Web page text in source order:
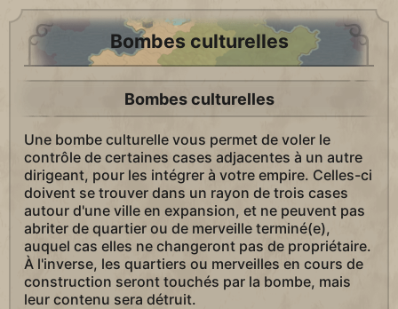
Bombes culturelles
Bombes culturelles
Une bombe culturelle vous permet de voler le
contrôle de certaines cases adjacentes à un autre
dirigeant, pour les intégrer à votre empire. Celles-ci
doivent se trouver dans un rayon de trois cases
autour d'une ville en expansion, et ne peuvent pas
abriter de quartier ou de merveille terminé(e),
auquel cas elles ne changeront pas de propriétaire.
À l'inverse, les quartiers ou merveilles en cours de
construction seront touchés par la bombe, mais
leur contenu sera détruit.